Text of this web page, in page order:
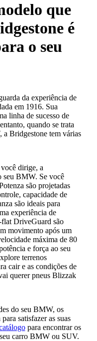
que
é
o seu
da experiência de
em 1916. Sua
linha de sucesso de
quando se trata
a Bridgestone tem várias
dirige, a
seu BMW. Se você
são projetadas
capacidade de
são ideais para
experiência de
flat DriveGuard são
movimento após um
máxima de 80
e força ao seu
terrenos
cair e as condições de
querer pneus Blizzak
do seu BMW, os
satisfazer as suas
para encontrar os
carro BMW ou SUV.